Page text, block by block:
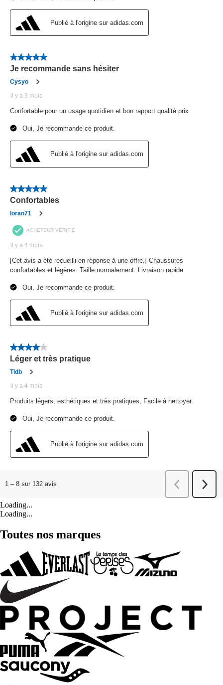
Loading...
Loading...
Toutes nos marques